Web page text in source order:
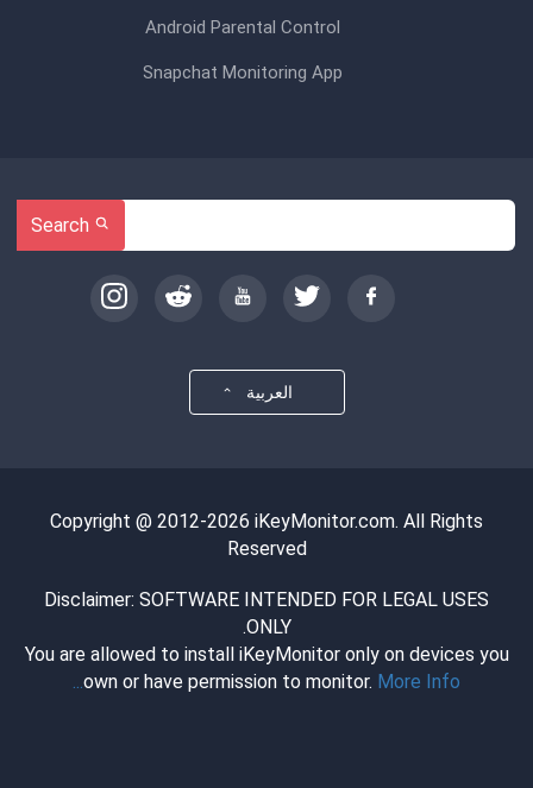
Android Parental Control
Snapchat Monitoring App
العربية
Copyright @ 2012-2026 iKeyMonitor.com. All Rights
Reserved
Disclaimer: SOFTWARE INTENDED FOR LEGAL USES
ONLY.
You are allowed to install iKeyMonitor only on devices you
own or have permission to monitor. More Info...